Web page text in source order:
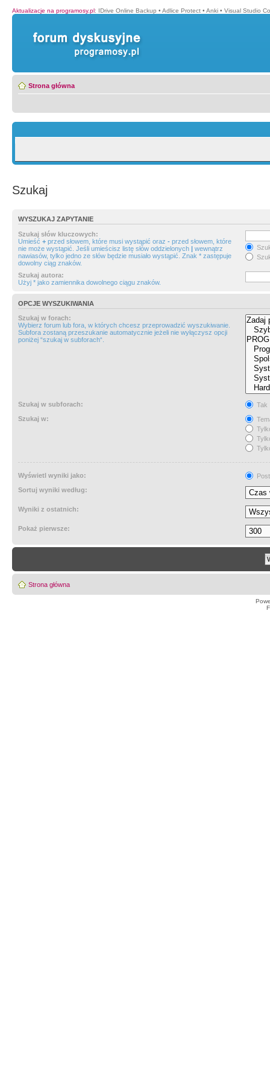
Aktualizacje na programosy.pl: IDrive Online Backup • Adlice Protect • Anki • Visual Studio
Strona główna
Szukaj
WYSZUKAJ ZAPYTANIE
Szukaj słów kluczowych:
Umieść + przed słowem, które musi wystąpić oraz - przed słowem, które
nie może wystąpić. Jeśli umieścisz listę słów oddzielonych | wewnątrz
nawiasów, tylko jedno ze słów będzie musiało wystąpić. Znak * zastępuje
dowolny ciąg znaków.
Szukaj autora:
Użyj * jako zamiennika dowolnego ciągu znaków.
OPCJE WYSZUKIWANIA
Szukaj w forach:
Wybierz forum lub fora, w których chcesz przeprowadzić wyszukiwanie.
Subfora zostaną przeszukanie automatycznie jeżeli nie wyłączysz opcji
poniżej “szukaj w subforach“.
Szukaj w subforach:
Tak
Szukaj w:
Wyświetl wyniki jako:
Sortuj wyniki według:
Wyniki z ostatnich:
Pokaż pierwsze:
Strona główna